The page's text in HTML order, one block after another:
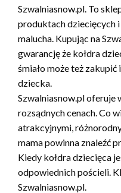
Szwalniasnow.pl. To
produktach dziecięcych
malucha. Kupując na
gwarancję że kołdra
śmiało może też
dziecka.
Szwalniasnow.pl
rozsądnych cenach. Co
atrakcyjnymi,
mama powinna znaleźć
Kiedy kołdra dziecięca
odpowiednich pościeli.
Szwalniasnow.pl.